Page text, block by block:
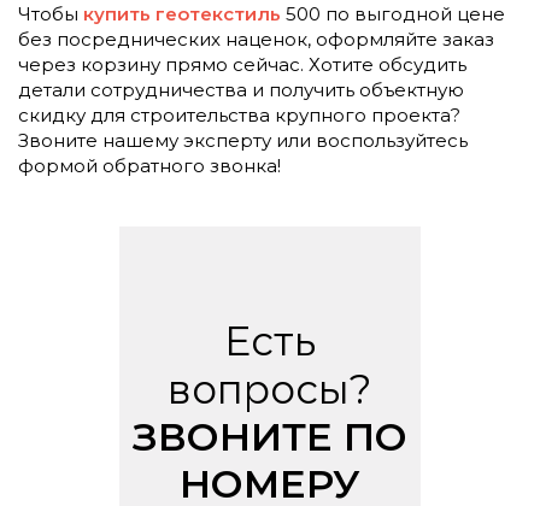
Чтобы купить геотекстиль 500 по выгодной цене
без посреднических наценок, оформляйте заказ
через корзину прямо сейчас. Хотите обсудить
детали сотрудничества и получить объектную
скидку для строительства крупного проекта?
Звоните нашему эксперту или воспользуйтесь
формой обратного звонка!
Есть
вопросы?
ЗВОНИТЕ ПО
НОМЕРУ